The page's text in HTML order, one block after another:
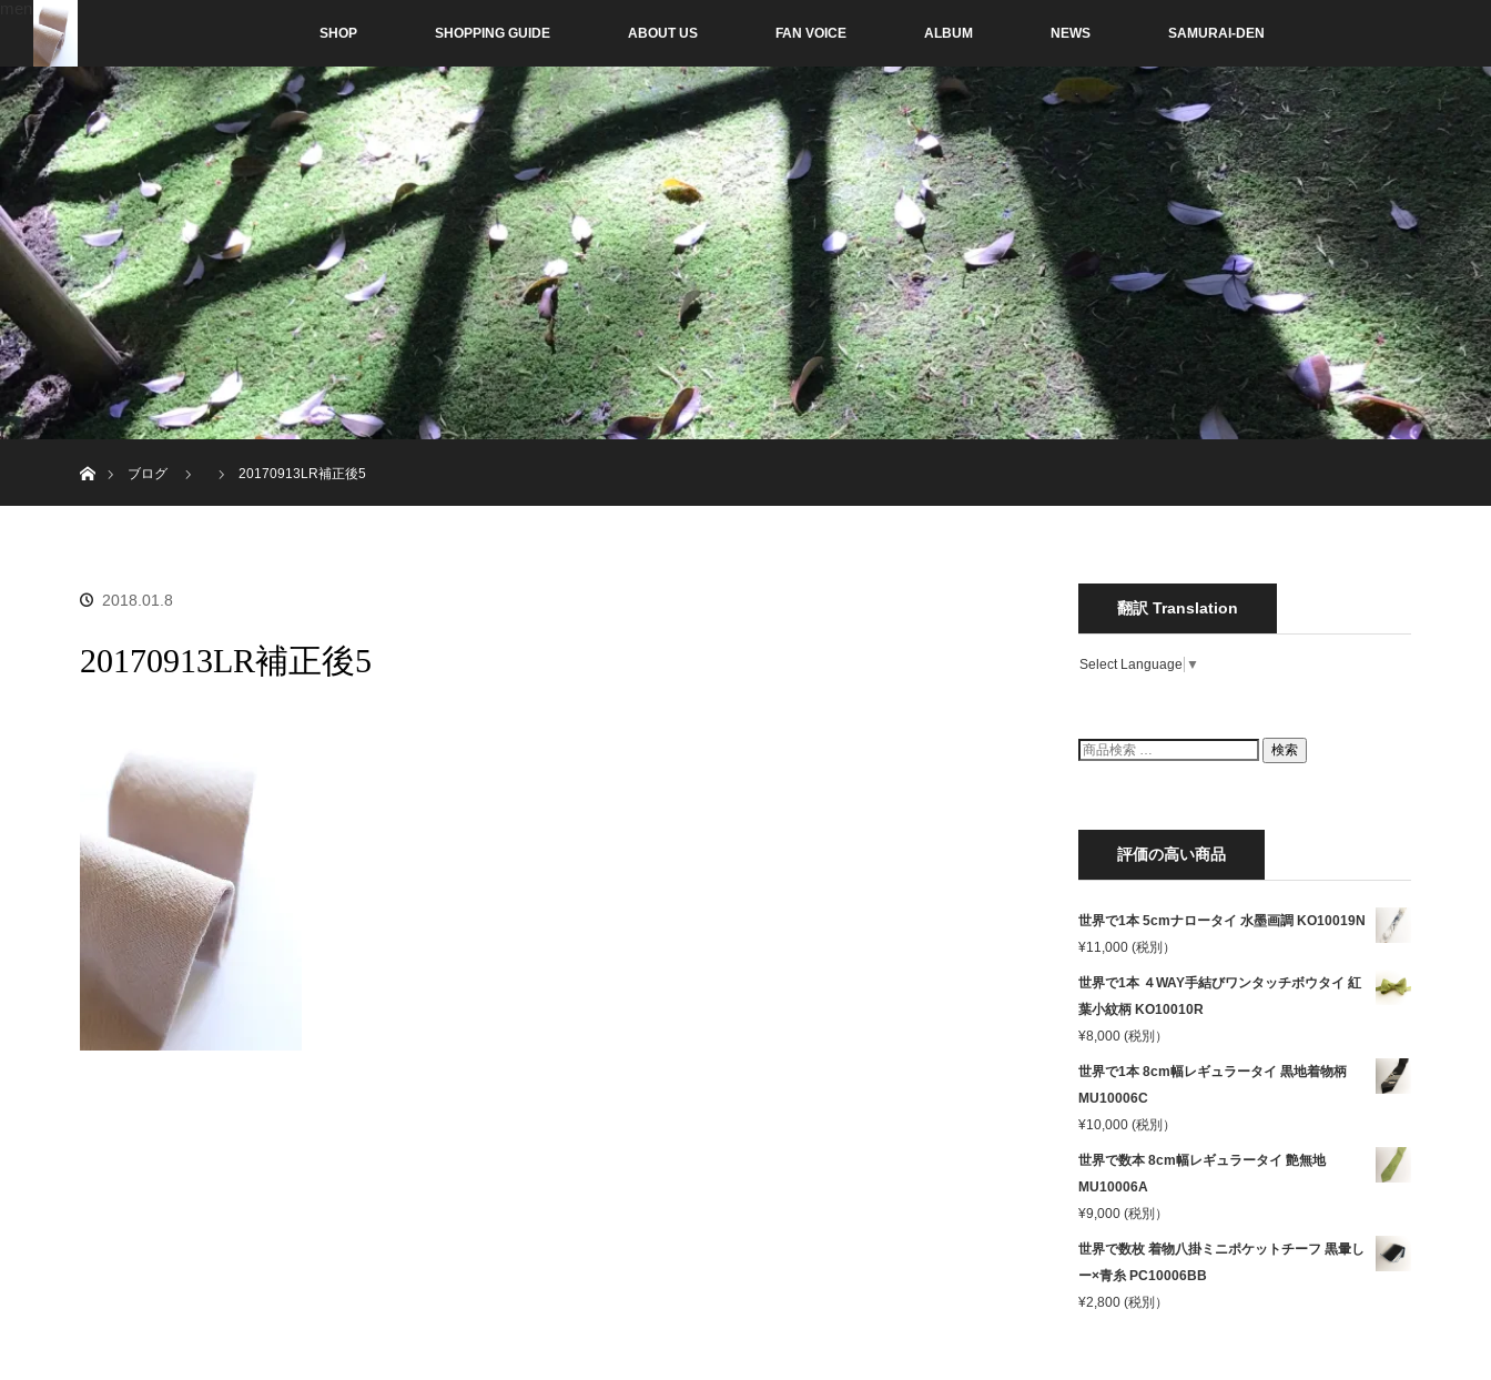
menu
SHOP SHOPPING GUIDE ABOUT US FAN VOICE ALBUM NEWS SAMURAI-DEN
ブログ
20170913LR補正後5
2018.01.8
20170913LR補正後5
翻訳 Translation
Select Language ▼
検
索
検索
評価の高い商品
世界で1本 5cmナロータイ 水墨画調 KO10019N
¥11,000 (税別）
世界で1本 ４WAY手結びワンタッチボウタイ 紅
葉小紋柄 KO10010R
¥8,000 (税別）
世界で1本 8cm幅レギュラータイ 黒地着物柄
MU10006C
¥10,000 (税別）
世界で数本 8cm幅レギュラータイ 艶無地
MU10006A
¥9,000 (税別）
世界で数枚 着物八掛ミニポケットチーフ 黒暈し
ー×青糸 PC10006BB
¥2,800 (税別）